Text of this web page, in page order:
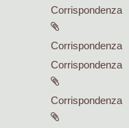
Corrispondenza
Corrispondenza
Corrispondenza
Corrispondenza